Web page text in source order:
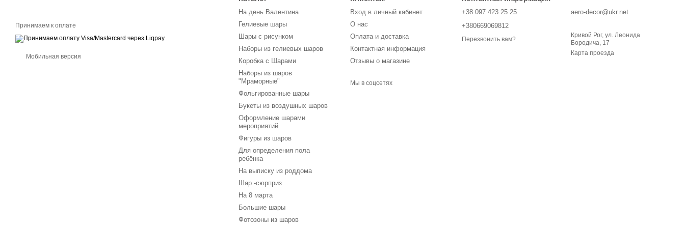
Принимаем к оплате
Мобильная версия
На день Валентина
Гелиевые шары
Шары с рисунком
Наборы из гелиевых шаров
Коробка с Шарами
Наборы из шаров
"Мраморные"
Фольгированные шары
Букеты из воздушных шаров
Оформление шарами
мероприятий
Фигуры из шаров
Для определения пола
ребёнка
На выписку из роддома
Шар -сюрприз
На 8 марта
Большие шары
Фотозоны из шаров
Вход в личный кабинет
О нас
Оплата и доставка
Контактная информация
Отзывы о магазине
Мы в соцсетях
+38 097 423 25 25
+380669069812
Перезвонить вам?
aero-decor@ukr.net
Кривой Рог, ул. Леонида
Бородича, 17
Карта проезда